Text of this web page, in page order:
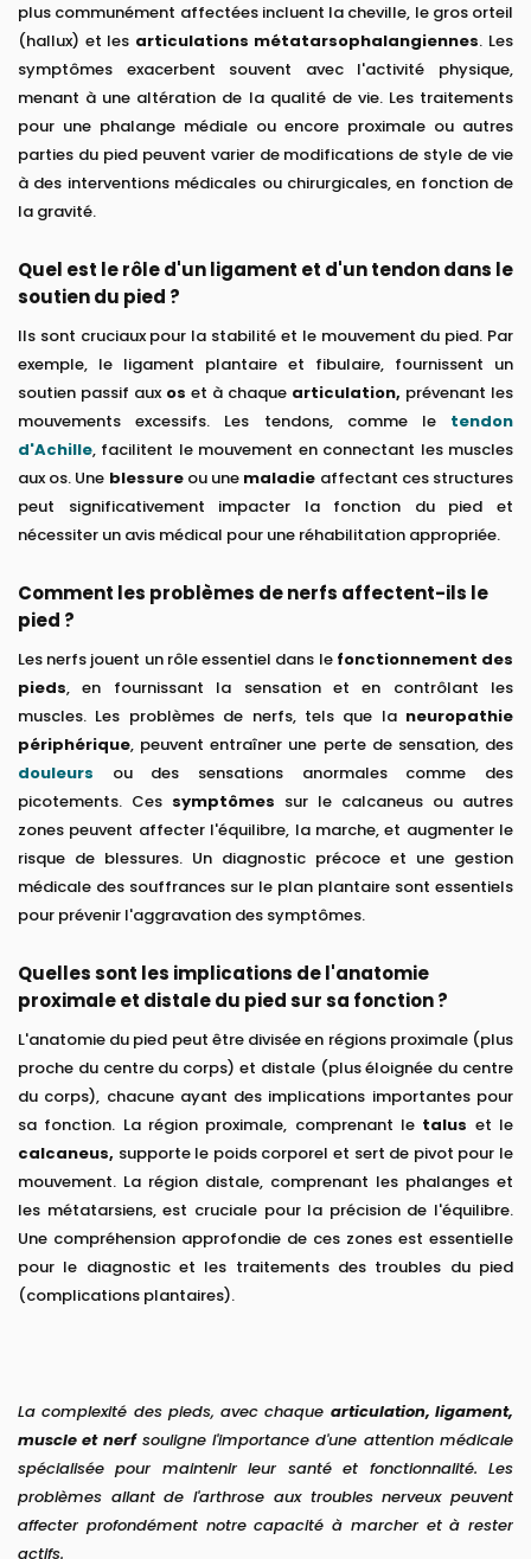
plus communément affectées incluent la cheville, le gros orteil
(hallux) et les articulations métatarsophalangiennes. Les
symptômes exacerbent souvent avec l'activité physique,
menant à une altération de la qualité de vie. Les traitements
pour une phalange médiale ou encore proximale ou autres
parties du pied peuvent varier de modifications de style de vie
à des interventions médicales ou chirurgicales, en fonction de
la gravité.
Quel est le rôle d'un ligament et d'un tendon dans le
soutien du pied ?
Ils sont cruciaux pour la stabilité et le mouvement du pied. Par
exemple, le ligament plantaire et fibulaire, fournissent un
soutien passif aux os et à chaque articulation, prévenant les
mouvements excessifs. Les tendons, comme le tendon
d'Achille, facilitent le mouvement en connectant les muscles
aux os. Une blessureou une maladie affectant ces structures
peut significativement impacter la fonction du pied et
nécessiter un avis médical pour une réhabilitation appropriée.
Comment les problèmes de nerfs affectent-ils le
pied ?
Les nerfs jouent un rôle essentiel dans le fonctionnement des
pieds, en fournissant la sensation et en contrôlant les
muscles. Les problèmes de nerfs, tels que la neuropathie
périphérique, peuvent entraîner une perte de sensation, des
douleurs ou des sensations anormales comme des
picotements. Ces symptômes sur le calcaneus ou autres
zones peuvent affecter l'équilibre, la marche, et augmenter le
risque de blessures. Un diagnostic précoce et une gestion
médicale des souffrances sur le plan plantaire sont essentiels
pour prévenir l'aggravation des symptômes.
Quelles sont les implications de l'anatomie
proximale et distale du pied sur sa fonction ?
L'anatomie du pied peut être divisée en régions proximale (plus
proche du centre du corps) et distale (plus éloignée du centre
du corps), chacune ayant des implications importantes pour
sa fonction. La région proximale, comprenant le talus et le
calcaneus, supporte le poids corporel et sert de pivot pour le
mouvement. La région distale, comprenant les phalanges et
les métatarsiens, est cruciale pour la précision de l'équilibre.
Une compréhension approfondie de ces zones est essentielle
pour le diagnostic et les traitements des troubles du pied
(complications plantaires).
La complexité des pieds, avec chaque articulation, ligament,
muscle et nerfsouligne l'importance d'une attention médicale
spécialisée pour maintenir leur santé et fonctionnalité. Les
problèmes allant de l'arthrose aux troubles nerveux peuvent
affecter profondément notre capacité à marcher et à rester
actifs.